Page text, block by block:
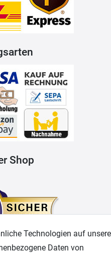
Shop
Technologien auf
Daten von